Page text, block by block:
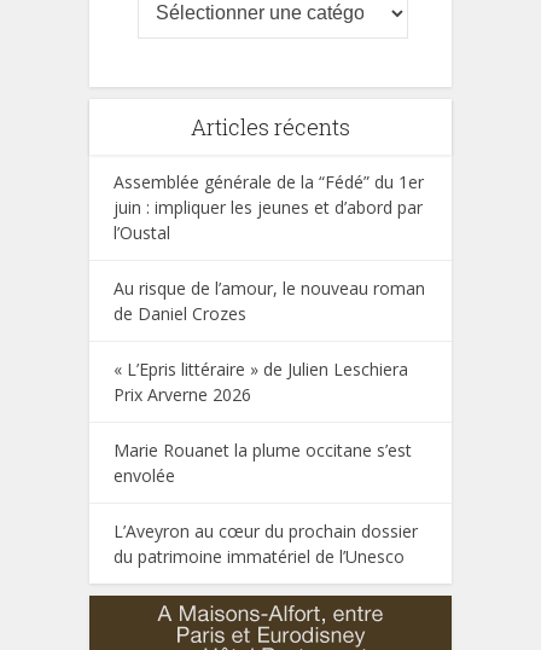
Articles récents
Assemblée générale de la “Fédé” du 1er
juin : impliquer les jeunes et d’abord par
l’Oustal
Au risque de l’amour, le nouveau roman
de Daniel Crozes
« L’Epris littéraire » de Julien Leschiera
Prix Arverne 2026
Marie Rouanet la plume occitane s’est
envolée
L’Aveyron au cœur du prochain dossier
du patrimoine immatériel de l’Unesco